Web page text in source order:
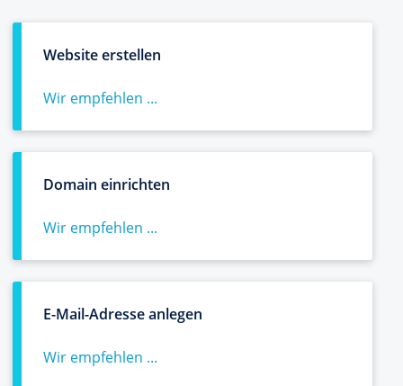
Website erstellen
Wir empfehlen ...
Domain einrichten
Wir empfehlen ...
E-Mail-Adresse anlegen
Wir empfehlen ...